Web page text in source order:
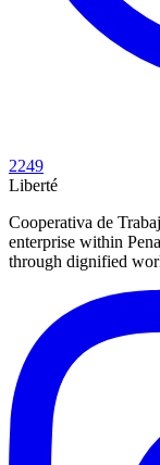
2249
Liberté
Cooperativa de
enterprise within
through dignified